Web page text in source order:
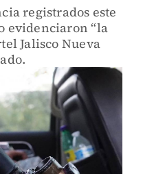
registrados este
evidenciaron “la
Jalisco Nueva